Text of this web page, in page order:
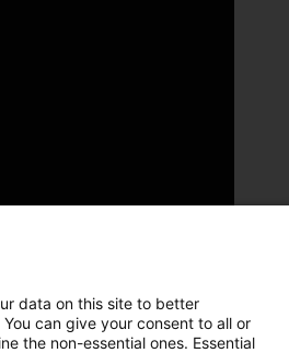
data on this site to better
can give your consent to all or
the non-essential ones. Essential